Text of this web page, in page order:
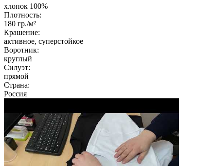
хлопок 100%
Плотность:
180 гр./м²
Крашение:
активное, суперстойкое
Воротник:
круглый
Силуэт:
прямой
Страна:
Россия